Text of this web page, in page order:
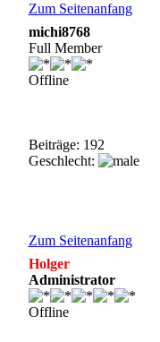
Zum Seitenanfang
michi8768
Full Member
Offline
Beiträge: 192
Geschlecht:
Zum Seitenanfang
Holger
Administrator
Offline